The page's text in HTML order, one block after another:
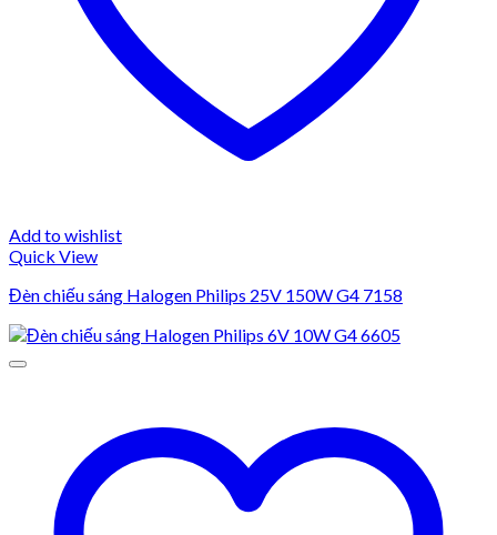
Add to wishlist
Quick View
Đèn chiếu sáng Halogen Philips 25V 150W G4 7158